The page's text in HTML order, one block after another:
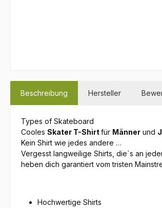
Beschreibung Hersteller
Types of Skateboard
Cooles Skater T-Shirtfür Männer und
Kein Shirt wie jedes andere …
Vergesst langweilige Shirts, die`s an
heben dich garantiert vom tristen
Hochwertige Shirts